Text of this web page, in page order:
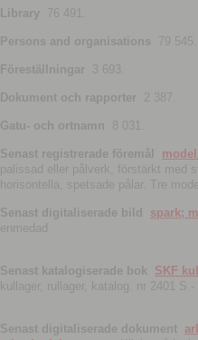
Library 76 491.
Persons and organisations 79 545.
Föreställningar 3 693.
Dokument och rapporter 2 387.
Gatu- och ortnamn 8 031.
Senast registrerade föremål
palissad eller pålverk, förstärkt med
horisontella, spetsade pålar. Tre
Senast digitaliserade bild spark;
enmedad
Senast katalogiserade bok SKF
kullager, rullager, katalog. nr 2401
Senast digitaliserade dokument